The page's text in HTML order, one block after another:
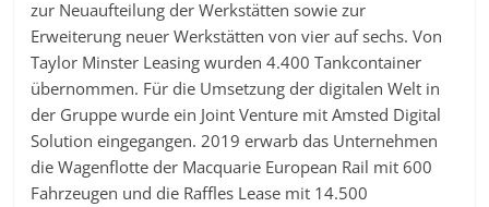
zur Neuaufteilung der Werkstätten sowie zur
Erweiterung neuer Werkstätten von vier auf sechs. Von
Taylor Minster Leasing wurden 4.400 Tankcontainer
übernommen. Für die Umsetzung der digitalen Welt in
der Gruppe wurde ein Joint Venture mit Amsted Digital
Solution eingegangen. 2019 erwarb das Unternehmen
die Wagenflotte der Macquarie European Rail mit 600
Fahrzeugen und die Raffles Lease mit 14.500